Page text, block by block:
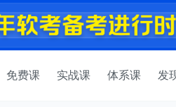
免费课 实战课 体系课 发